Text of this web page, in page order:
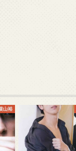
山裕